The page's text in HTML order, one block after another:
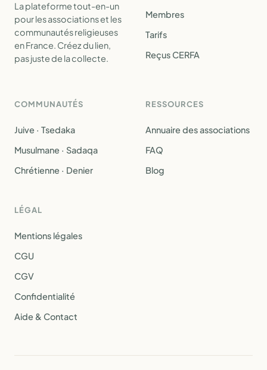
La plateforme tout-en-un
pour les associations et les
communautés religieuses
en France. Créez du lien,
pas juste de la collecte.
Membres
Tarifs
Reçus CERFA
COMMUNAUTÉS
Juive · Tsedaka
Musulmane · Sadaqa
Chrétienne · Denier
RESSOURCES
Annuaire des associations
FAQ
Blog
LÉGAL
Mentions légales
CGU
CGV
Confidentialité
Aide & Contact